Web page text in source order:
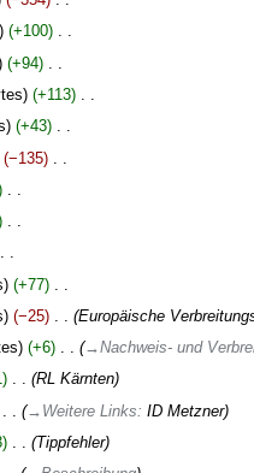
+100 ‎
+94 ‎
+113 ‎
+43 ‎
−135 ‎
‎
‎
+77 ‎
−25 ‎ Europäische
+6 ‎ →Nachweis- und
‎
RL Kärnten
→ Weitere Links: ID Metzner
‎
Tippfehler